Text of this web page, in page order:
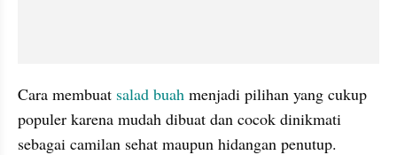
Cara membuat salad buah menjadi pilihan yang cukup
populer karena mudah dibuat dan cocok dinikmati
sebagai camilan sehat maupun hidangan penutup.